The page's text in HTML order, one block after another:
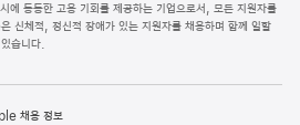
동등한 고용 기회를 제공하는 기업으로서, 모든 지원자를
신체적, 정신적 장애가 있는 지원자를 채용하며 함께 일할
습니다.
채용 정보